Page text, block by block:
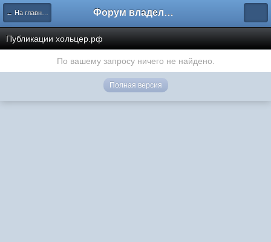
← На главную Форум владельцев интернет-магазинов
Публикации хольцер.рф
По вашему запросу ничего не найдено.
Полная версия